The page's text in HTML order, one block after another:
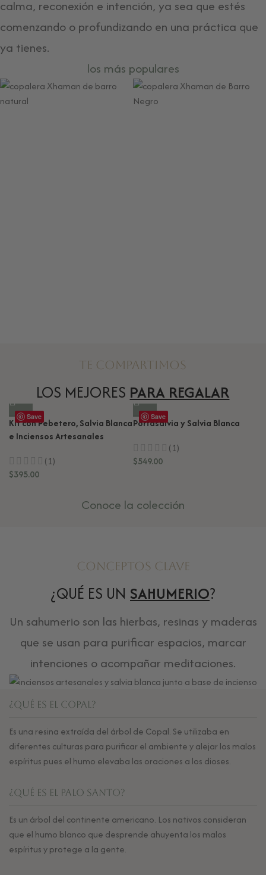
calma, reconexión e intención, ya sea que estés
comenzando o profundizando en una práctica que
ya tienes.
los más populares
Te compartimos
LOS MEJORES PARA REGALAR
Save
Kit con Pebetero, Salvia Blanca
e Inciensos Artesanales
(1)
$395.00
Save
Portasalvia y Salvia Blanca
(1)
$549.00
Conoce la colección
Conceptos Clave
¿QUÉ ES UN SAHUMERIO?
Un sahumerio son las hierbas, resinas y maderas
que se usan para purificar espacios, marcar
intenciones o acompañar meditaciones.
¿Qué es el Copal?
Es una resina extraída del árbol de Copal. Se utilizaba en
diferentes culturas para purificar el ambiente y alejar los malos
espíritus pues el humo elevaba las oraciones a los dioses.
¿Qué es el Palo Santo?
Es un árbol del continente americano. Los nativos consideran
que el humo blanco que desprende ahuyenta los malos
espíritus y protege a la gente.